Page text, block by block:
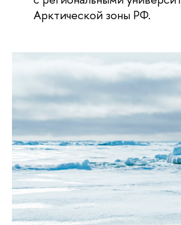
Арктической зоны РФ.